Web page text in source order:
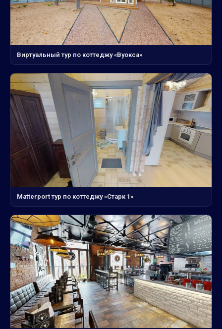
Виртуальный тур по коттеджу «Вуокса»
Matterport тур по коттеджу «Старк 1»